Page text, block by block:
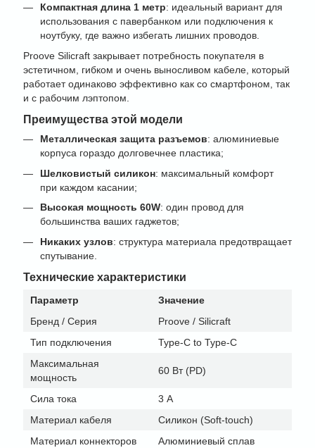
Компактная длина 1 метр: идеальный вариант для
использования с павербанком или подключения к
ноутбуку, где важно избегать лишних проводов.
Proove Silicraft закрывает потребность покупателя в
эстетичном, гибком и очень выносливом кабеле, который
работает одинаково эффективно как со смартфоном, так
и с рабочим лэптопом.
Преимущества этой модели
Металлическая защита разъемов: алюминиевые
корпуса гораздо долговечнее пластика;
Шелковистый силикон: максимальный комфорт
при каждом касании;
Высокая мощность 60W: один провод для
большинства ваших гаджетов;
Никаких узлов: структура материала предотвращает
спутывание.
Технические характеристики
Параметр
Значение
Бренд / Серия
Proove / Silicraft
Тип подключения
Type-C to Type-C
Максимальная
мощность
60 Вт (PD)
Сила тока
3 А
Материал кабеля
Силикон (Soft-touch)
Материал коннекторов
Алюминиевый сплав